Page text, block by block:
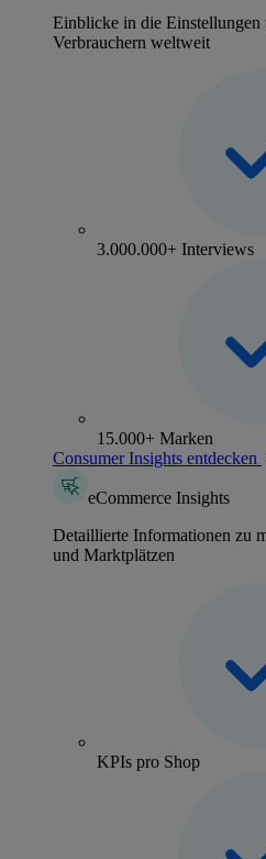
Einblicke in die Einstellungen
Verbrauchern weltweit
3.000.000+ Interviews
15.000+ Marken
Consumer Insights entdecken
eCommerce Insights
Detaillierte Informationen zu
und Marktplätzen
KPIs pro Shop